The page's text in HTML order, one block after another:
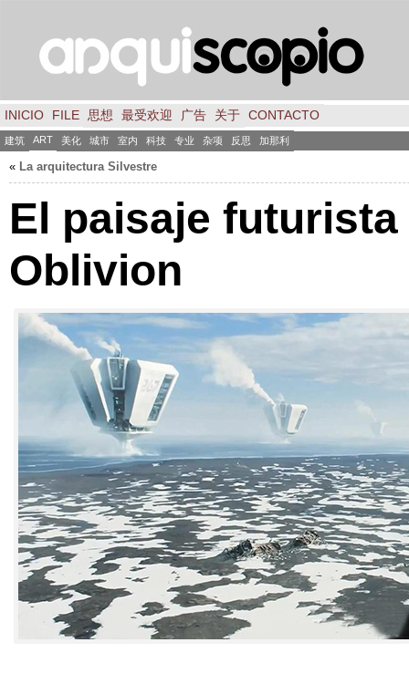
INICIO FILE 思想 最受欢迎 广告 关于 CONTACTO
建筑 ART 美化 城市 室内 科技 专业 杂项 反思 加那利
« La arquitectura Silvestre
El paisaje futurista
Oblivion